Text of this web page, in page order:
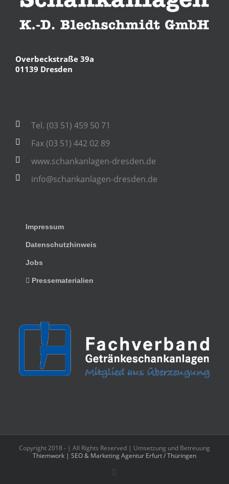
Overbeckstraße 39a
01139 Dresden
Tel. (03 51) 459 50 71
Fax (03 51) 442 02 89
www.schankanlagen-dresden.de
info@schankanlagen-dresden.de
Impressum
Datenschutzhinweis
Jobs
Pressematerialien
Copyright 2018 - | All Rights Reserved | Umsetzung und Betreuung
Thiemwork | SEO & Marketing Agentur Erfurt / Thüringen